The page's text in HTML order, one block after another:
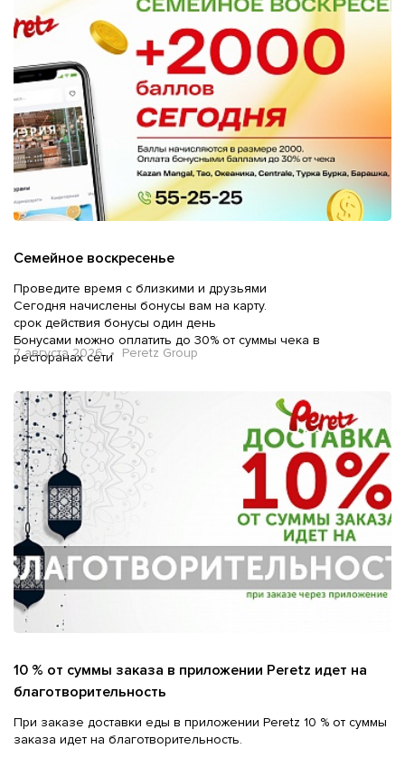
Семейное воскресенье
Проведите время с близкими и друзьями
Сегодня начислены бонусы вам на карту.
срок действия бонусы один день
Бонусами можно оплатить до 30% от суммы чека в
ресторанах сети
7 августа 2026 • Peretz Group
10 % от суммы заказа в приложении Peretz идет на
благотворительность
При заказе доставки еды в приложении Peretz 10 % от суммы
заказа идет на благотворительность.